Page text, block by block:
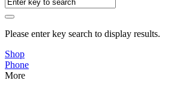
Please enter key search to display results.
Shop
Phone
More